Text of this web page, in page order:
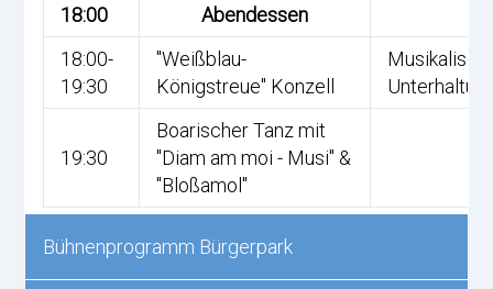
18:00
Abendessen
18:00-
19:30
"Weißblau-
Königstreue" Konzell
19:30
Boarischer Tanz mit
"Diam am moi - Musi" &
"Bloßamol"
Bühnenprogramm Bürgerpark